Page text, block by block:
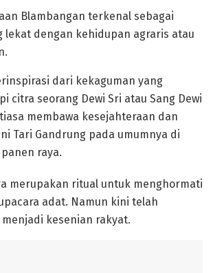
Blambangan terkenal sebagai
lekat dengan kehidupan agraris atau
dari kekaguman yang
citra seorang Dewi Sri atau Sang Dewi
membawa kesejahteraan dan
Tari Gandrung pada umumnya di
raya.
merupakan ritual untuk menghormati
adat. Namun kini telah
kesenian rakyat.